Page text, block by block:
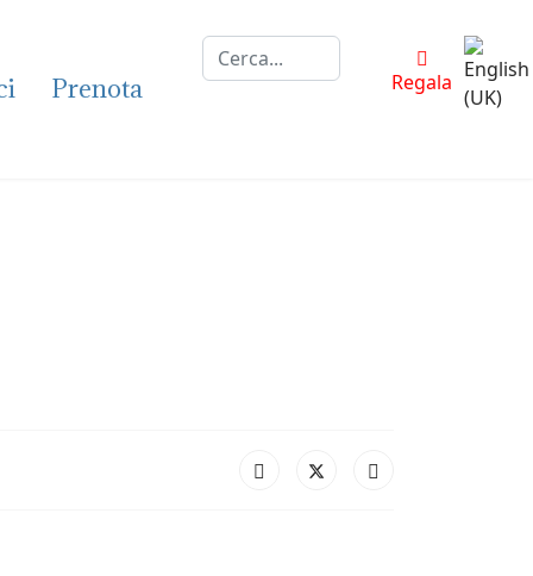
Prenota
Cerca...
Regala